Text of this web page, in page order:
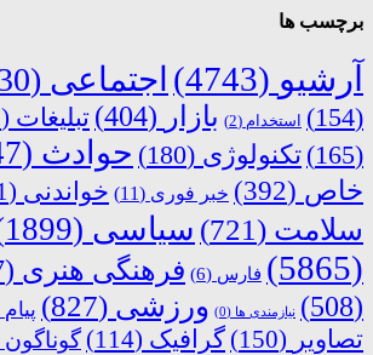
برچسب ها
آرشیو (4743) اجتماعی (2730)
(154)
استخدام (2) بازار (404) تبلیغات (123)
(165)
تکنولوژی (180) حوادث (2347)
خاص (392) خبر فوری (11) خواندنی (151)
سلامت (721) سیاسی (1899)
(5865)
فارس (6) فرهنگی هنری (487)
(508)
نیازمندی ها (0) ورزشی (827) پیام
تصاویر (150) گرافیک (114) گوناگون